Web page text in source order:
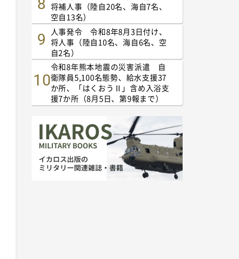
将補人事（陸自20名、海自7名、
空自13名）
人事発令 令和8年8月3日付け、
将人事（陸自10名、海自6名、空
自2名）
令和8年熊本地震の災害派遣 自
衛隊員5,100名態勢、給水支援37
か所、「はくおうⅡ」含め入浴支
援7か所（8月5日、第9報まで）